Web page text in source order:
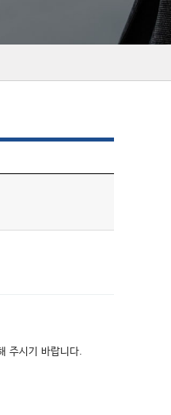
주시기 바랍니다.